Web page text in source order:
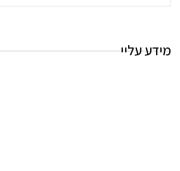
מידע עליי